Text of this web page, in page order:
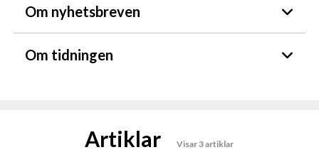
Om nyhetsbreven
Om tidningen
Artiklar Visar 3 artiklar